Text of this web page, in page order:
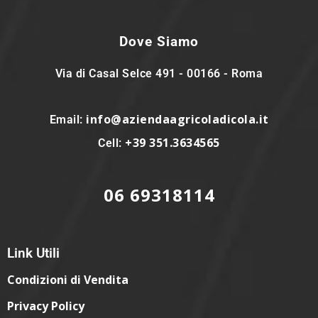
Dove Siamo
Via di Casal Selce 491 - 00166 - Roma
Email: info@aziendaagricoladicola.it
Cell: +39 351.3634565
06 69318114
Link Utili
Condizioni di Vendita
Privacy Policy